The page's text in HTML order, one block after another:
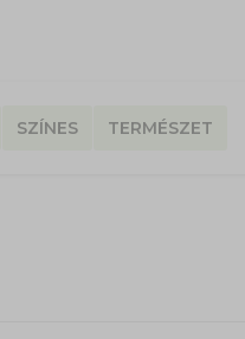
SZÍNES TERMÉSZET